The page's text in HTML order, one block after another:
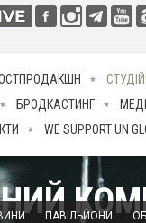
БРОДКАСТИНГ
WE SUPPORT UN
ПАВІЛЬЙОНИ